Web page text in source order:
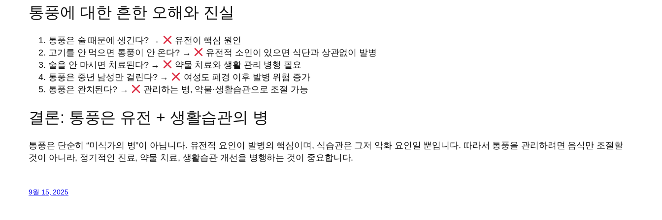
통풍에 대한 흔한 오해와 진실
통풍은 술 때문에 생긴다? →
유전이 핵심 원인
고기를 안 먹으면 통풍이 안 온다? →
유전적 소인이 있으면 식단과 상관없이 발병
술을 안 마시면 치료된다? →
약물 치료와 생활 관리 병행 필요
통풍은 중년 남성만 걸린다? →
여성도 폐경 이후 발병 위험 증가
통풍은 완치된다? →
관리하는 병, 약물·생활습관으로 조절 가능
결론: 통풍은 유전 + 생활습관의 병
통풍은 단순히 “미식가의 병”이 아닙니다. 유전적 요인이 발병의 핵심이며, 식습관은 그저 악화 요인일 뿐입니다. 따라서 통풍을 관리하려면 음식만 조절할
것이 아니라, 정기적인 진료, 약물 치료, 생활습관 개선을 병행하는 것이 중요합니다.
9월 15, 2025